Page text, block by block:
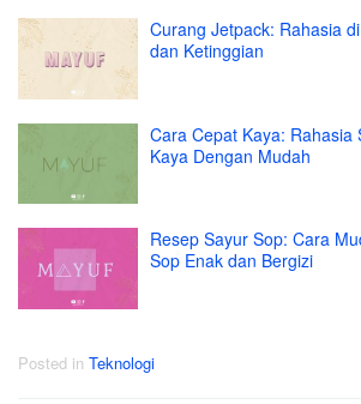
Curang Jetpack: Rahasia
dan Ketinggian
Cara Cepat Kaya: Rahasia
Kaya Dengan Mudah
Resep Sayur Sop: Cara
Sop Enak dan Bergizi
Posted in Teknologi